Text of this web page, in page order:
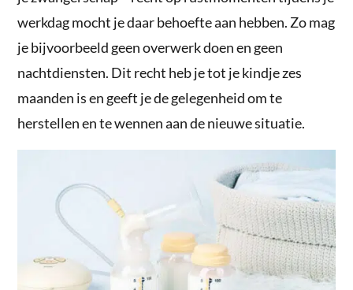
werkdag mocht je daar behoefte aan hebben. Zo mag
je bijvoorbeeld geen overwerk doen en geen
nachtdiensten. Dit recht heb je tot je kindje zes
maanden is en geeft je de gelegenheid om te
herstellen en te wennen aan de nieuwe situatie.